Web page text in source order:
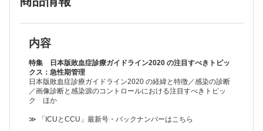
画像診断と感染源のコントロールにおける注目すべきトピック
志馬 伸朗
「初期蘇生・循環作動薬」の注目すべきトピックス
垣花 泰之
ステロイド療法・免疫グロブリン療法
藤島清太郎
DIC 診断と治療
射場 敏明
急性腎障害・血液浄化療法
土井 研人
内容
特集 日本版敗血症診療ガイドライン2020 の注目すべきトピッ
クス：急性期管理
日本版敗血症診療ガイドライン2020 の経緯と特徴／感染の診断
／画像診断と感染源のコントロールにおける注目すべきトピッ
ク ほか
≫ 「ICUとCCU」最新号・バックナンバーはこちら